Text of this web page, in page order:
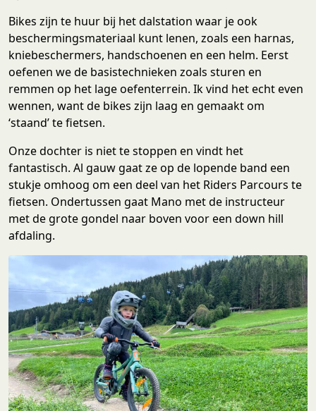
Bikes zijn te huur bij het dalstation waar je ook
beschermingsmateriaal kunt lenen, zoals een harnas,
kniebeschermers, handschoenen en een helm. Eerst
oefenen we de basistechnieken zoals sturen en
remmen op het lage oefenterrein. Ik vind het echt even
wennen, want de bikes zijn laag en gemaakt om
‘staand’ te fietsen.
Onze dochter is niet te stoppen en vindt het
fantastisch. Al gauw gaat ze op de lopende band een
stukje omhoog om een deel van het Riders Parcours te
fietsen. Ondertussen gaat Mano met de instructeur
met de grote gondel naar boven voor een down hill
afdaling.